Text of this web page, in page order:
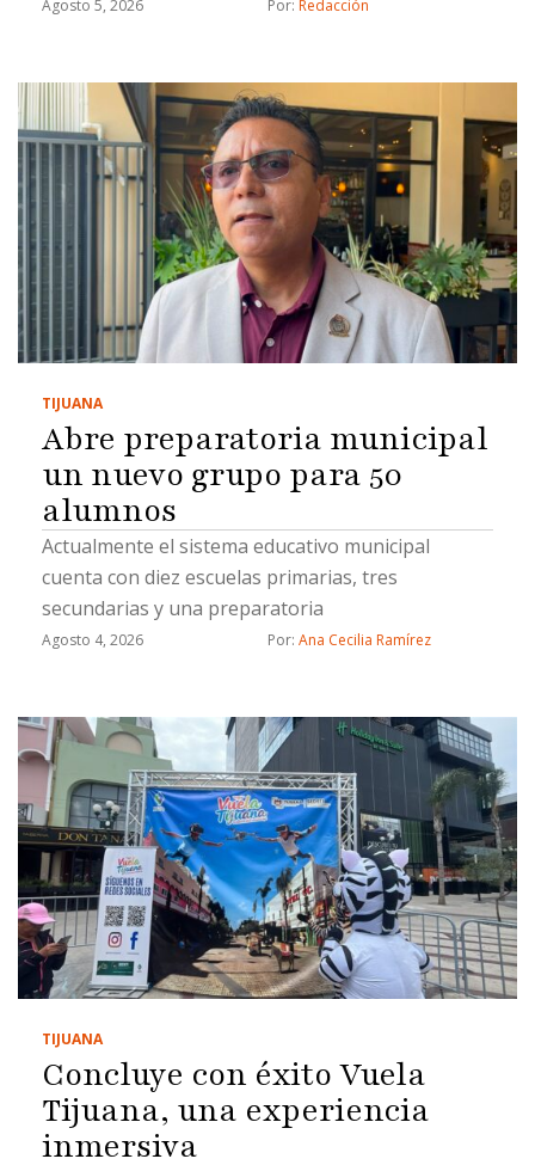
Agosto 5, 2026 Por: Redacción
TIJUANA
Abre preparatoria municipal
un nuevo grupo para 50
alumnos
Actualmente el sistema educativo municipal
cuenta con diez escuelas primarias, tres
secundarias y una preparatoria
Agosto 4, 2026 Por: Ana Cecilia Ramírez
TIJUANA
Concluye con éxito Vuela
Tijuana, una experiencia
inmersiva